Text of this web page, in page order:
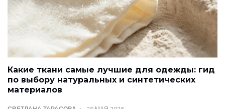
Какие ткани самые лучшие для одежды: гид
по выбору натуральных и синтетических
материалов